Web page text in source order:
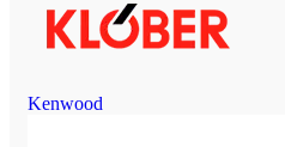
Kenwood